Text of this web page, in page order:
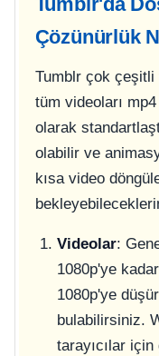
Çözünürlük
Tumblr çok çeşitli
tüm videoları
olarak
olabilir ve
kısa video
Videolar:
1080p'ye
1080p'ye
bulabilirsiniz.
tarayıcılar için